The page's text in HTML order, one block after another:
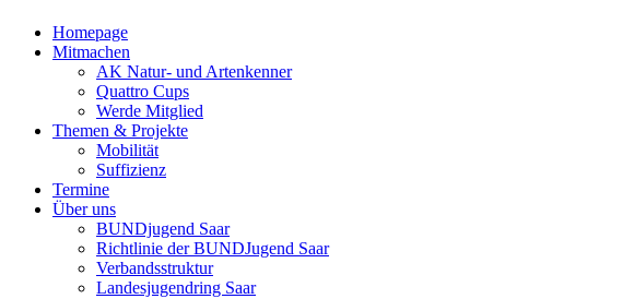
Homepage
Mitmachen
AK Natur- und Artenkenner
Quattro Cups
Werde Mitglied
Themen & Projekte
Mobilität
Suffizienz
Termine
Über uns
BUNDjugend Saar
Richtlinie der BUNDJugend Saar
Verbandsstruktur
Landesjugendring Saar